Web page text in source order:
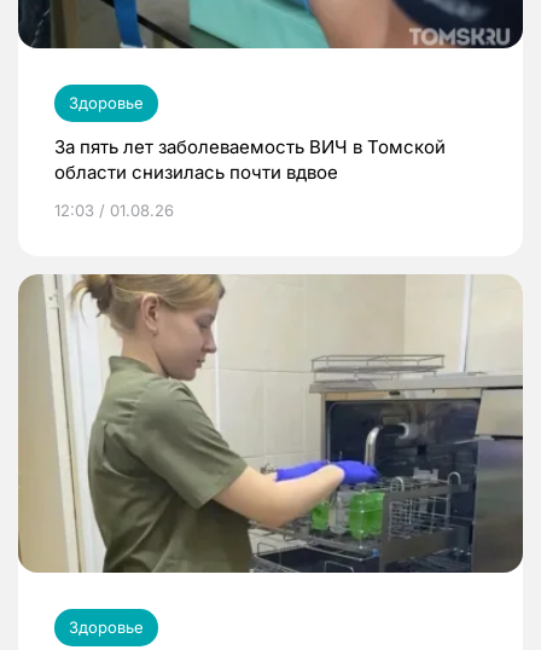
Здоровье
За пять лет заболеваемость ВИЧ в Томской
области снизилась почти вдвое
12:03 / 01.08.26
Здоровье